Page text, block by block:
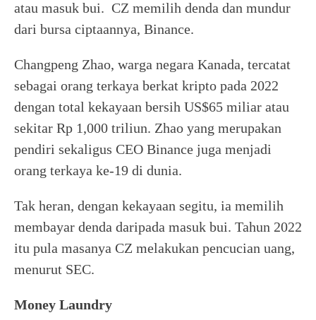
atau masuk bui. CZ memilih denda dan mundur
dari bursa ciptaannya, Binance.
Changpeng Zhao, warga negara Kanada, tercatat
sebagai orang terkaya berkat kripto pada 2022
dengan total kekayaan bersih US$65 miliar atau
sekitar Rp 1,000 triliun. Zhao yang merupakan
pendiri sekaligus CEO Binance juga menjadi
orang terkaya ke-19 di dunia.
Tak heran, dengan kekayaan segitu, ia memilih
membayar denda daripada masuk bui. Tahun 2022
itu pula masanya CZ melakukan pencucian uang,
menurut SEC.
Money Laundry